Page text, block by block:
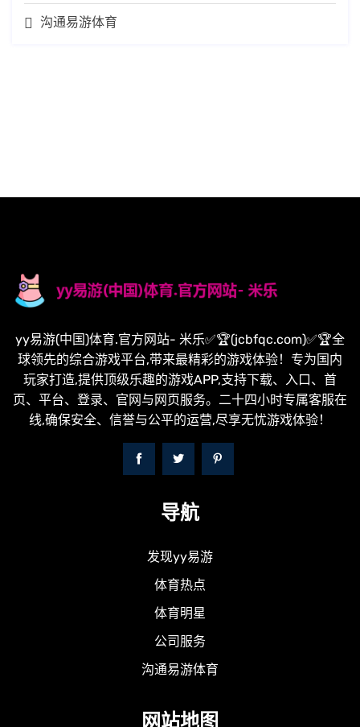
沟通易游体育
yy易游(中国)体育.官方网站- 米乐✅🏆(jcbfqc.com)✅🏆全
球领先的综合游戏平台,带来最精彩的游戏体验！专为国内
玩家打造,提供顶级乐趣的游戏APP,支持下载、入口、首
页、平台、登录、官网与网页服务。二十四小时专属客服在
线,确保安全、信誉与公平的运营,尽享无忧游戏体验！
导航
发现yy易游
体育热点
体育明星
公司服务
沟通易游体育
网站地图